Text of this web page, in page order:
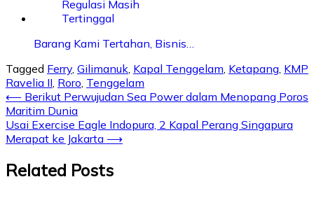
Barang Kami Tertahan, Bisnis…
Tagged Ferry, Gilimanuk, Kapal Tenggelam, Ketapang, KMP
Ravelia II, Roro, Tenggelam
⟵ Berikut Perwujudan Sea Power dalam Menopang Poros
Maritim Dunia
Usai Exercise Eagle Indopura, 2 Kapal Perang Singapura
Merapat ke Jakarta ⟶
Related Posts